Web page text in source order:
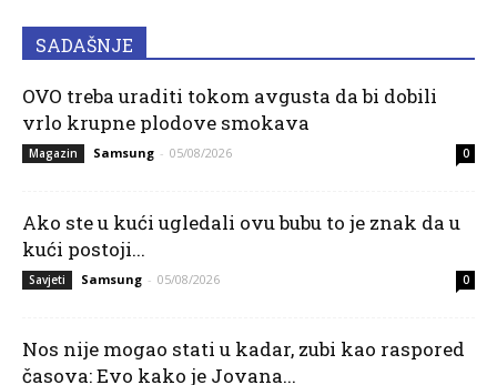
SADAŠNJE
OVO treba uraditi tokom avgusta da bi dobili
vrlo krupne plodove smokava
Magazin Samsung - 05/08/2026 0
Ako ste u kući ugledali ovu bubu to je znak da u
kući postoji...
Savjeti Samsung - 05/08/2026 0
Nos nije mogao stati u kadar, zubi kao raspored
časova: Evo kako je Jovana...